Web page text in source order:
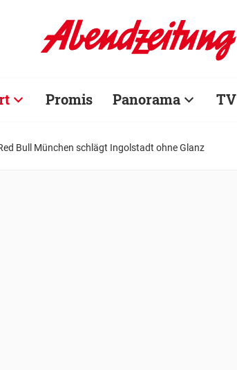
Promis Panorama TV
Bull München schlägt Ingolstadt ohne Glanz